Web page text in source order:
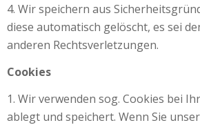
Wir speichern aus
diese automatisch gelöscht, es sei
anderen Rechtsverletzungen.
Cookies
Wir verwenden sog. Cookies bei
ablegt und speichert. Wenn Sie